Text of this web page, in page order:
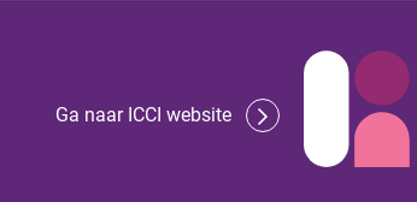
Ga naar ICCI website